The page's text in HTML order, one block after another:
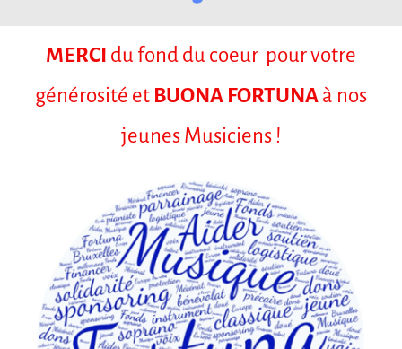
MERCI du fond du coeur pour votre
générosité et BUONA FORTUNA à nos
jeunes Musiciens !